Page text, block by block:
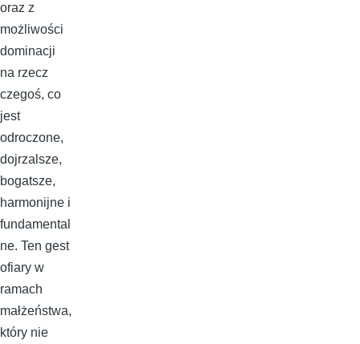
oraz z
możliwości
dominacji
na rzecz
czegoś, co
jest
odroczone,
dojrzalsze,
bogatsze,
harmonijne i
fundamental
ne. Ten gest
ofiary w
ramach
małżeństwa,
który nie